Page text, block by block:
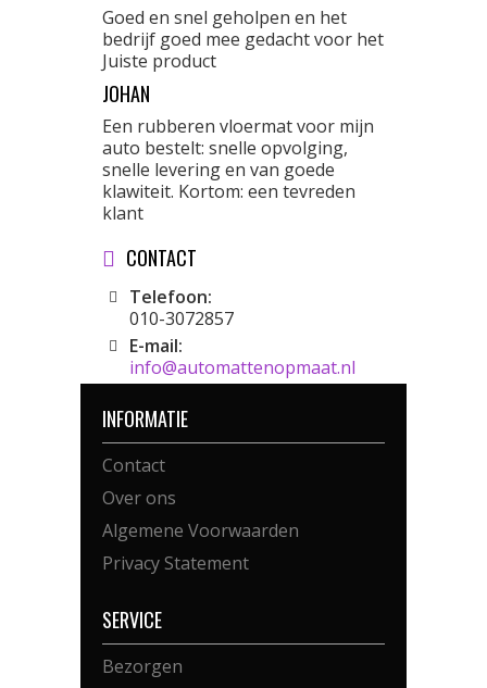
Goed en snel geholpen en het
bedrijf goed mee gedacht voor het
Juiste product
JOHAN
Een rubberen vloermat voor mijn
auto bestelt: snelle opvolging,
snelle levering en van goede
klawiteit. Kortom: een tevreden
klant
CONTACT
Telefoon:
010-3072857
E-mail:
info@automattenopmaat.nl
INFORMATIE
Contact
Over ons
Algemene Voorwaarden
Privacy Statement
SERVICE
Bezorgen